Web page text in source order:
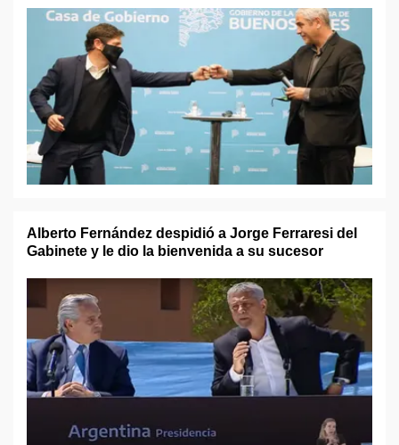
Alberto Fernández despidió a Jorge Ferraresi del
Gabinete y le dio la bienvenida a su sucesor